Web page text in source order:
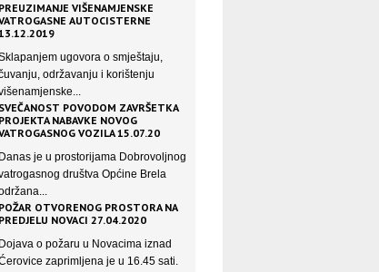
PREUZIMANJE VIŠENAMJENSKE
AUTOCISTERNE
ugovora o smještaju,
održavanju i korištenju
SVEČANOST POVODOM ZAVRŠETKA
PROJEKTA NABAVKE NOVOG
VOZILA 15.07.20
Danas je u prostorijama Dobrovoljnog
društva Općine Brela
POŽAR OTVORENOG PROSTORA NA
PREDJELU NOVACI 27.04.2020
Dojava o požaru u Novacima iznad
zaprimljena je u 16.45 sati.